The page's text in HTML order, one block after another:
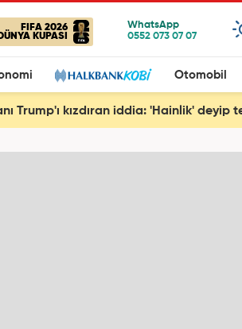
FIFA 2026
DÜNYA KUPASI
Otomobil
Trump'ı kızdıran iddia: 'Hainlik' deyip